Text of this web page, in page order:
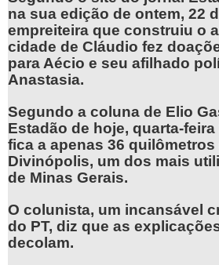
na sua edição de ontem, 22
empreiteira que construiu o
cidade de Cláudio fez
para Aécio e seu afilhado
Anastasia.
Segundo a coluna de Elio
Estadão de hoje, quarta-
fica a apenas 36
Divinópolis, um dos mais
de Minas Gerais.
O colunista, um incansável
do PT, diz que as
decolam.